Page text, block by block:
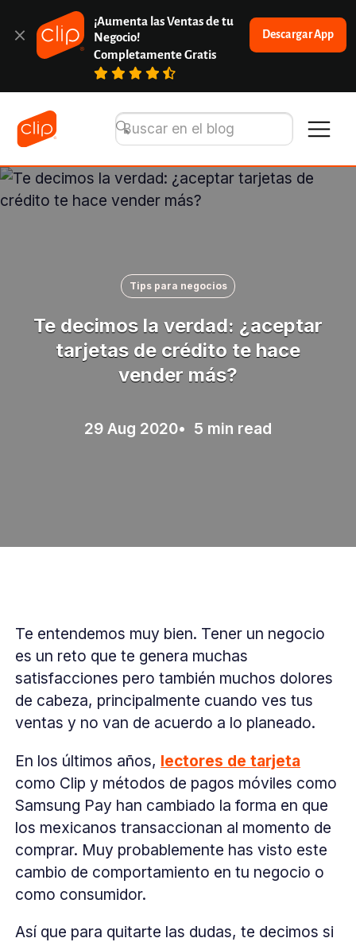
¡Aumenta las Ventas de tu
Negocio!
Completamente Gratis
Descargar App
Tips para negocios
Te decimos la verdad: ¿aceptar
tarjetas de crédito te hace
vender más?
29 Aug 2020• 5 min read
Te entendemos muy bien. Tener un negocio
es un reto que te genera muchas
satisfacciones pero también muchos dolores
de cabeza, principalmente cuando ves tus
ventas y no van de acuerdo a lo planeado.
En los últimos años, lectores de tarjeta
como Clip y métodos de pagos móviles como
Samsung Pay han cambiado la forma en que
los mexicanos transaccionan al momento de
comprar. Muy probablemente has visto este
cambio de comportamiento en tu negocio o
como consumidor.
Así que para quitarte las dudas, te decimos si